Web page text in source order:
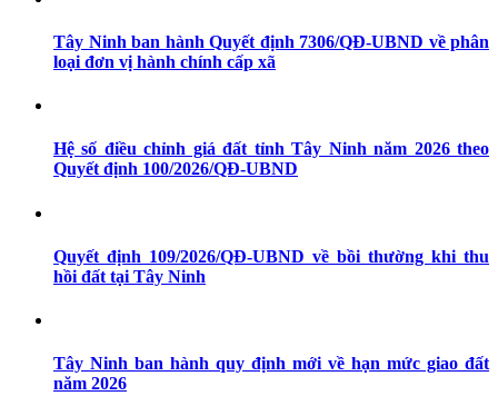
Tây Ninh ban hành Quyết định 7306/QĐ-UBND về phân
loại đơn vị hành chính cấp xã
Hệ số điều chỉnh giá đất tỉnh Tây Ninh năm 2026 theo
Quyết định 100/2026/QĐ-UBND
Quyết định 109/2026/QĐ-UBND về bồi thường khi thu
hồi đất tại Tây Ninh
Tây Ninh ban hành quy định mới về hạn mức giao đất
năm 2026